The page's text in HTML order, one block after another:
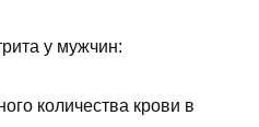
у мужчин:
количества крови в